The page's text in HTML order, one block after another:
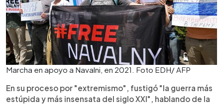
Marcha en apoyo a Navalni, en 2021. Foto EDH/ AFP
En su proceso por "extremismo", fustigó "la guerra más
estúpida y más insensata del siglo XXI", hablando de la